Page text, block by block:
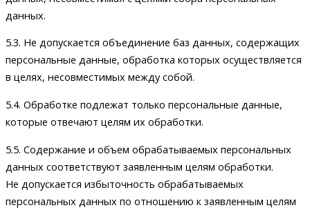
данных.
5.3. Не допускается объединение баз данных, содержащих
персональные данные, обработка которых осуществляется
в целях, несовместимых между собой.
5.4. Обработке подлежат только персональные данные,
которые отвечают целям их обработки.
5.5. Содержание и объем обрабатываемых персональных
данных соответствуют заявленным целям обработки.
Не допускается избыточность обрабатываемых
персональных данных по отношению к заявленным целям